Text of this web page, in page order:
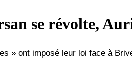
se révolte,
» ont imposé leur loi face à